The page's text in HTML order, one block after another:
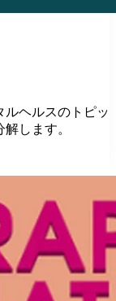
ルヘルスのトピッ
します。